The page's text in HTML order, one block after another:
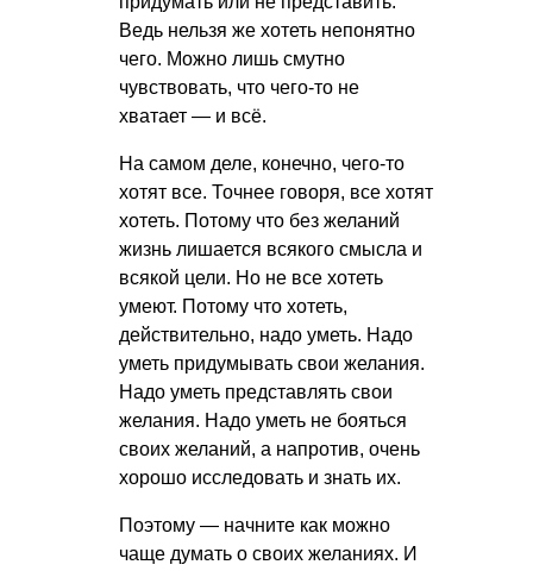
Ведь нельзя же хотеть непонятно
чего. Можно лишь смутно
чувствовать, что чего-то не
хватает — и всё.
На самом деле, конечно, чего-то
хотят все. Точнее говоря, все хотят
хотеть. Потому что без желаний
жизнь лишается всякого смысла и
всякой цели. Но не все хотеть
умеют. Потому что хотеть,
действительно, надо уметь. Надо
уметь придумывать свои желания.
Надо уметь представлять свои
желания. Надо уметь не бояться
своих желаний, а напротив, очень
хорошо исследовать и знать их.
Поэтому — начните как можно
чаще думать о своих желаниях. И